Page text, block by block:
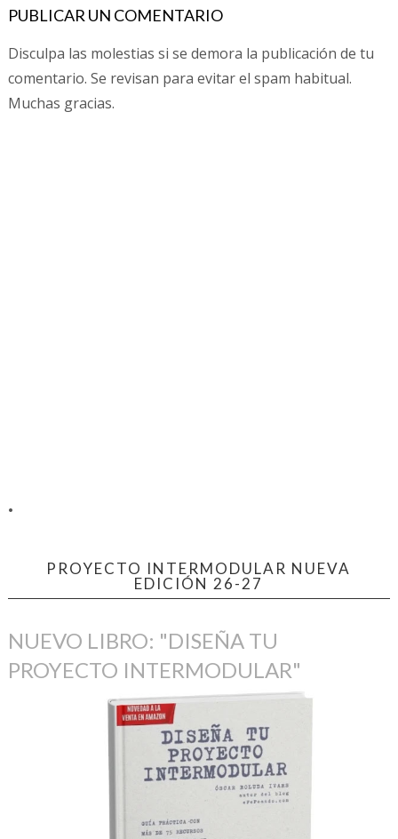
PUBLICAR UN COMENTARIO
Disculpa las molestias si se demora la publicación de tu
comentario. Se revisan para evitar el spam habitual.
Muchas gracias.
.
PROYECTO INTERMODULAR NUEVA
EDICIÓN 26-27
NUEVO LIBRO: "DISEÑA TU
PROYECTO INTERMODULAR"